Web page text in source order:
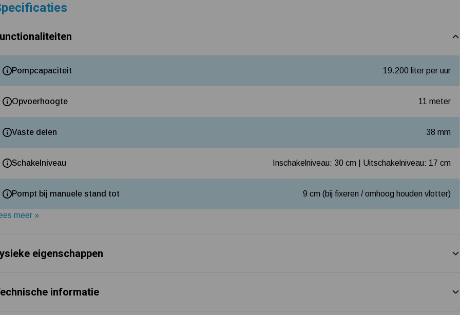
Pompcapaciteit 19.200 liter per uur
Opvoerhoogte 11 meter
Vaste delen 38 mm
Schakelniveau Inschakelniveau: 30 cm | Uitschakelniveau: 17 cm
Pompt bij manuele stand tot 9 cm (bij fixeren / omhoog houden vlotter)
meer »
eigenschappen
informatie